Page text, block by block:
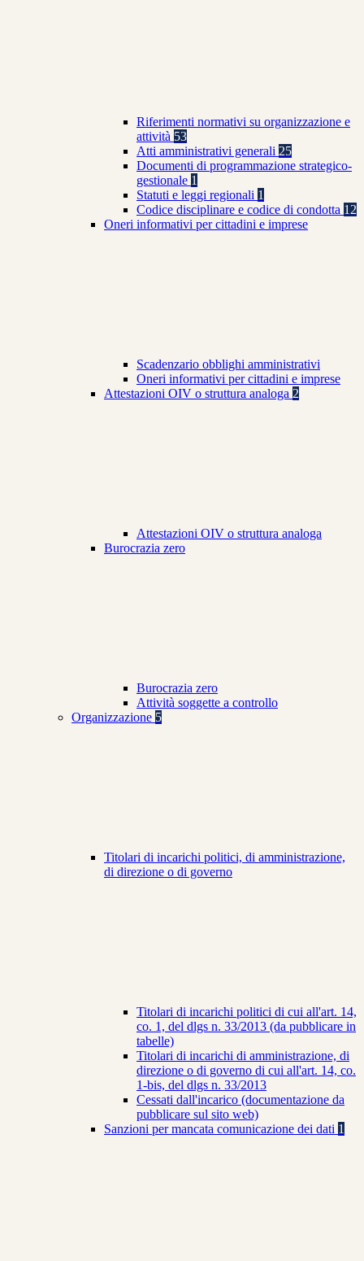
Riferimenti normativi su organizzazione e
attività 53
Atti amministrativi generali 25
Documenti di programmazione strategico-
gestionale 1
Statuti e leggi regionali 1
Codice disciplinare e codice di condotta 12
Oneri informativi per cittadini e imprese
Scadenzario obblighi amministrativi
Oneri informativi per cittadini e imprese
Attestazioni OIV o struttura analoga 2
Attestazioni OIV o struttura analoga
Burocrazia zero
Burocrazia zero
Attività soggette a controllo
Organizzazione 5
Titolari di incarichi politici, di amministrazione,
di direzione o di governo
Titolari di incarichi politici di cui all'art. 14,
co. 1, del dlgs n. 33/2013 (da pubblicare in
tabelle)
Titolari di incarichi di amministrazione, di
direzione o di governo di cui all'art. 14, co.
1-bis, del dlgs n. 33/2013
Cessati dall'incarico (documentazione da
pubblicare sul sito web)
Sanzioni per mancata comunicazione dei dati 1